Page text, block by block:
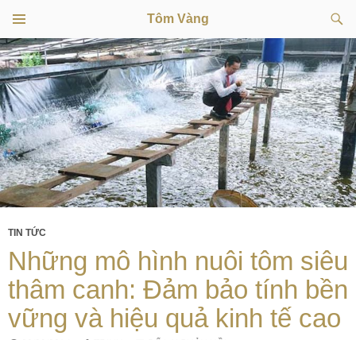
Tôm Vàng
kiếm
TRÌNH
ĐƠN
CƠ SỞ
CHUYỂN
ĐẾN
NỘI
DUNG
TIN TỨC
Những mô hình nuôi tôm siêu
thâm canh: Đảm bảo tính bền
vững và hiệu quả kinh tế cao